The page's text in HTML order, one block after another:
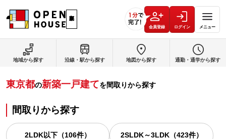
会員登録 ログイン メニュー
地域から探す 沿線・駅から探す 地図から探す 通勤・通学から探す
東京都の新築一戸建てを間取りから探す
間取りから探す
2LDK以下 （106件） 2SLDK～3LDK（423件）